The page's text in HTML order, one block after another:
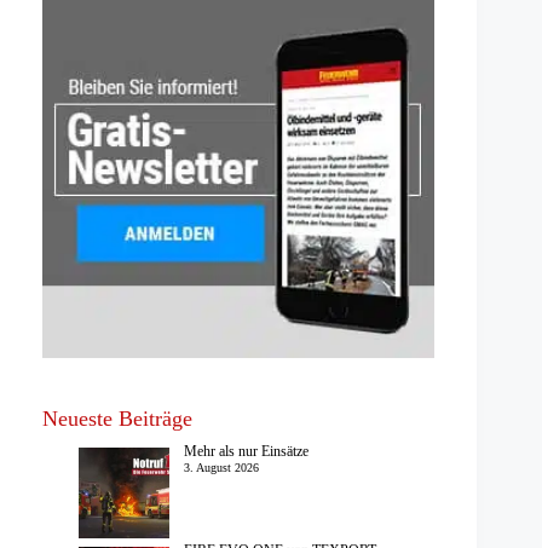
Neueste Beiträge
Mehr als nur Einsätze
3. August 2026